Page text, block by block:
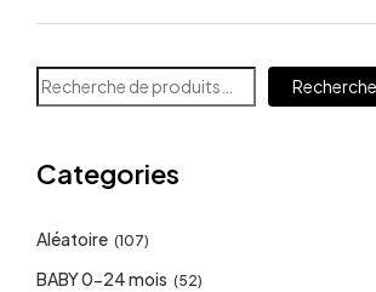
Recherche
Categories
Aléatoire (107)
BABY 0-24 mois (52)